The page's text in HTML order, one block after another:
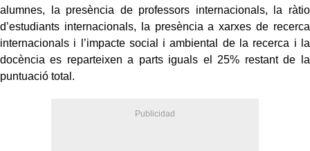
alumnes, la presència de professors internacionals, la ràtio
d’estudiants internacionals, la presència a xarxes de recerca
internacionals i l’impacte social i ambiental de la recerca i la
docència es reparteixen a parts iguals el 25% restant de la
puntuació total.